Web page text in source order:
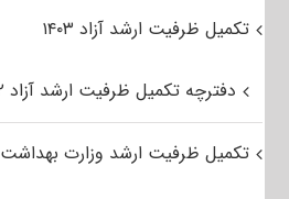
تکمیل ظرفیت ارشد آزاد ۱۴۰۳
دفترچه تکمیل ظرفیت ارشد آزاد ۱۴۰۲
تکمیل ظرفیت ارشد وزارت بهداشت ۱۴۰۳